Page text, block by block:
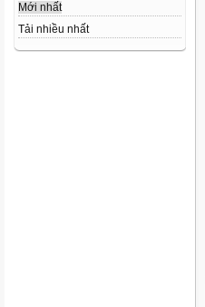
Mới nhất
Tải nhiều nhất